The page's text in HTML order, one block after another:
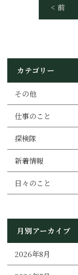
< 前
カテゴリー
その他
仕事のこと
探検隊
新着情報
日々のこと
月別アーカイブ
2026年8月